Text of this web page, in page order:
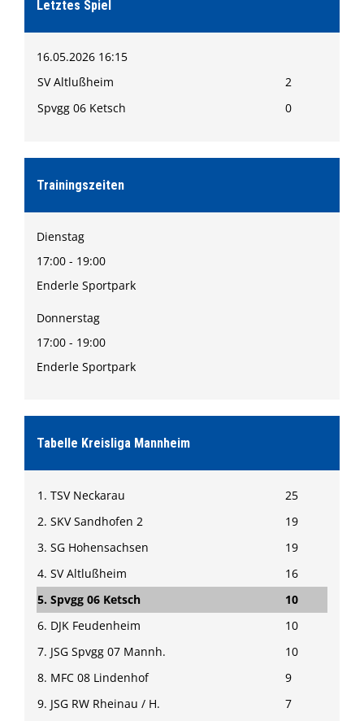
Letztes Spiel
16.05.2026 16:15
SV Altlußheim
2
Spvgg 06 Ketsch
0
Trainingszeiten
Dienstag
17:00 - 19:00
Enderle Sportpark
Donnerstag
17:00 - 19:00
Enderle Sportpark
Tabelle Kreisliga Mannheim
1. TSV Neckarau
25
2. SKV Sandhofen 2
19
3. SG Hohensachsen
19
4. SV Altlußheim
16
5. Spvgg 06 Ketsch
10
6. DJK Feudenheim
10
7. JSG Spvgg 07 Mannh.
10
8. MFC 08 Lindenhof
9
9. JSG RW Rheinau / H.
7